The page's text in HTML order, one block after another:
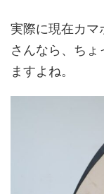
実際に現在カマ
さんなら、ちょ
ますよね。